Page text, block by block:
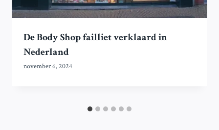
De Body Shop failliet verklaard in
Nederland
november 6, 2024